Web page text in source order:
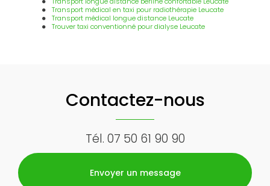
Transport médical en taxi pour radiothérapie Leucate
Transport médical longue distance Leucate
Trouver taxi conventionné pour dialyse Leucate
Contactez-nous
Tél. 07 50 61 90 90
Envoyer un message